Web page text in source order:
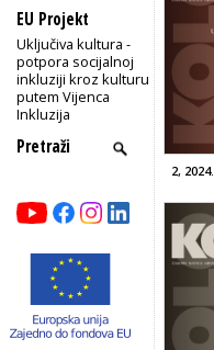
EU Projekt
Uključiva kultura -
potpora socijalnoj
inkluziji kroz kulturu
putem Vijenca
Inkluzija
2, 2024.